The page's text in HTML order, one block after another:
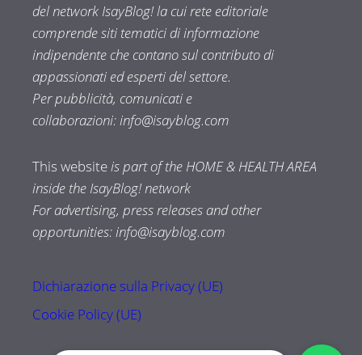
del network IsayBlog! la cui rete editoriale
comprende siti tematici di informazione
indipendente che contano sul contributo di
appassionati ed esperti del settore.
Per pubblicità, comunicati e
collaborazioni:info@isayblog.com
This websiteis part of the HOME & HEALTH AREA
inside the IsayBlog! network
For advertising, press releases and other
opportunities:info@isayblog.com
Dichiarazione sulla Privacy (UE)
Cookie Policy (UE)